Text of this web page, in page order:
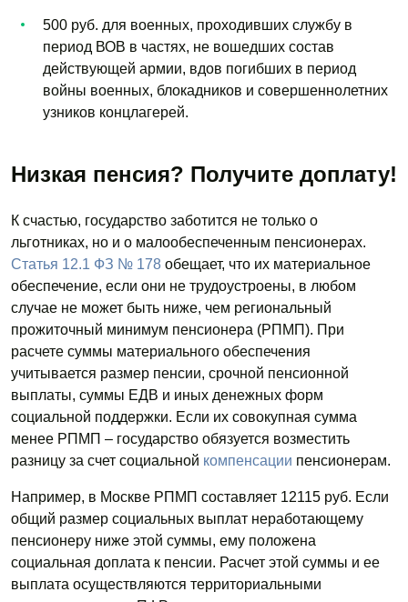
500 руб. для военных, проходивших службу в
период ВОВ в частях, не вошедших состав
действующей армии, вдов погибших в период
войны военных, блокадников и совершеннолетних
узников концлагерей.
Низкая пенсия? Получите доплату!
К счастью, государство заботится не только о
льготниках, но и о малообеспеченным пенсионерах.
Статья 12.1 ФЗ № 178 обещает, что их материальное
обеспечение, если они не трудоустроены, в любом
случае не может быть ниже, чем региональный
прожиточный минимум пенсионера (РПМП). При
расчете суммы материального обеспечения
учитывается размер пенсии, срочной пенсионной
выплаты, суммы ЕДВ и иных денежных форм
социальной поддержки. Если их совокупная сумма
менее РПМП – государство обязуется возместить
разницу за счет социальной компенсации пенсионерам.
Например, в Москве РПМП составляет 12115 руб. Если
общий размер социальных выплат неработающему
пенсионеру ниже этой суммы, ему положена
социальная доплата к пенсии. Расчет этой суммы и ее
выплата осуществляются территориальными